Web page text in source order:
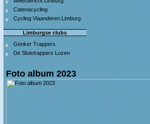
Catenacycling
Cycling Vlaanderen Limburg
Limburgse clubs
Genker Trappers
De Sluistrappers Lozen
Foto album 2023